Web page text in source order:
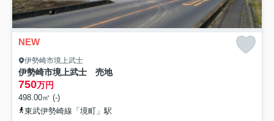
NEW
伊勢崎市境上武士
伊勢崎市境上武士 売地
750万円
498.00㎡ (-)
東武伊勢崎線「境町」駅